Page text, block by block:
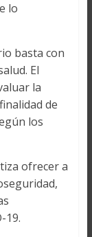
lo
basta con
El
la
de
los
ofrecer a
19.